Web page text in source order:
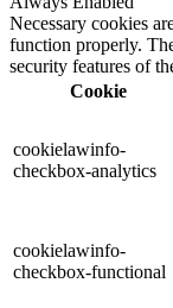
Necessary cookies
function properly.
security features of
Cookie
cookielawinfo-
checkbox-analytics
cookielawinfo-
checkbox-functional